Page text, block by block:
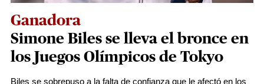
Ganadora
Simone Biles se lleva el bronce en
los Juegos Olímpicos de Tokyo
Biles se sobrepuso a la falta de confianza que le afectó en los